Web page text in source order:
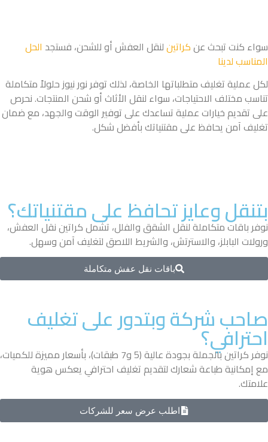
سواء كنت تبحث عنكراتينلنقل العفش أو للشحن، فستجد الحل
المناسب لدينا
لكل عملية تغليف متطلباتها الخاصة، لذلك توفر نور نيوز حلولاً متكاملة
تناسب مختلف الاحتياجات، سواء لنقل الأثاث أو شحن المنتجات. نحرص
على تقديم خيارات عملية تساعدك على توفير الوقت والجهد، مع ضمان
تغليف آمن يحافظ على مقتنياتك بأفضل شكل.
بتنقل وعايز تحافظ على مقتنياتك؟
نوفر باقات متكاملة لنقل الشقق والفلل، تشمل كراتين نقل العفش،
ورولات البابلز، والاسترتش، والشريط اللاصق لتغليف آمن وسهل.
باقات نقل عفش متكاملة
صاحب شركة وبتدور على تغليف
احترافي؟
نوفر كراتين بالجملة بجودة عالية (5 و7 طبقات)، بأسعار مميزة للكميات،
مع إمكانية طباعة شعارك لتقديم تغليف احترافي يعكس هوية
علامتك.
اطلب عرض سعر للشركات